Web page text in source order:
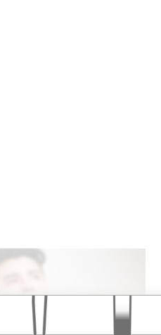
おすすめ記事